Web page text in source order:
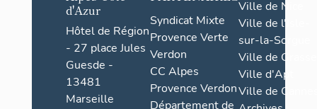
d'Azur
Hôtel de Région
- 27 place Jules
Guesde -
13481
Marseille
Syndicat Mixte
Provence Verte
Verdon
CC Alpes
Provence Verdon
Département de
Ville de Nice
Ville de l'Isle-
sur-la-Sorgue
Ville de Grasse
Ville d'Apt
Ville de